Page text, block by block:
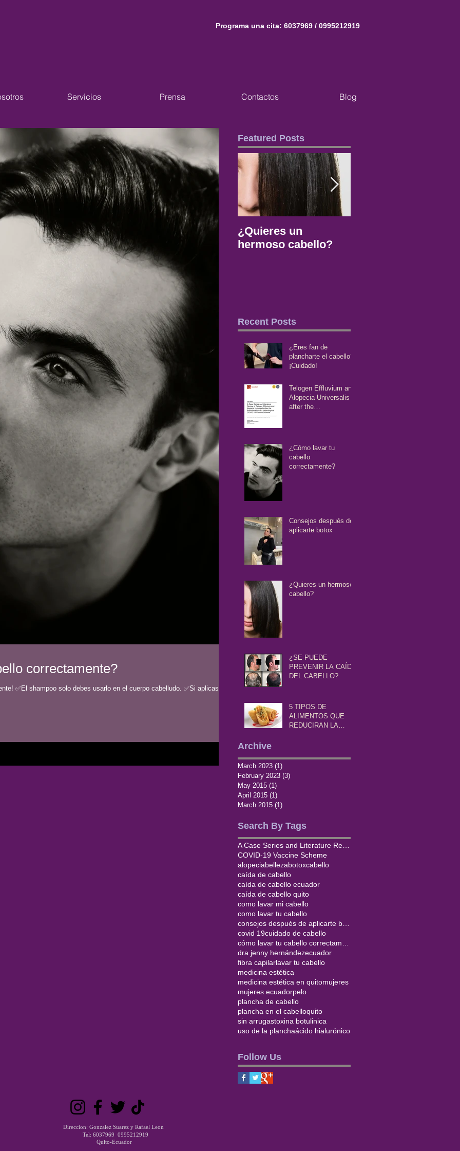
Programa una cita: 6037969 / 0995212919
Servicios Prensa Contactos Blog
correctamente?
✅El shampoo solo debes usarlo en el cuerpo cabelludo. ✅Si aplicas
Featured Posts
¿Quieres un
hermoso cabello?
Recent Posts
¿Eres fan de
plancharte el cabello?
¡Cuidado!
Telogen Effluvium and
Alopecia Universalis
after the
¿Cómo lavar tu
cabello
correctamente?
Consejos después de
aplicarte botox
¿Quieres un hermoso
cabello?
¿SE PUEDE
PREVENIR LA CAÍDA
DEL CABELLO?
5 TIPOS DE
ALIMENTOS QUE
REDUCIRAN LA
Archive
March 2023 (1)
February 2023 (3)
May 2015 (1)
April 2015 (1)
March 2015 (1)
Search By Tags
COVID-19 Vaccine Scheme
alopeciabellezabotoxcabello
caída de cabello
caída de cabello ecuador
caída de cabello quito
como lavar mi cabello
como lavar tu cabello
covid 19cuidado de cabello
dra jenny hernándezecuador
fibra capilarlavar tu cabello
medicina estética
medicina estética en quitomujeres
mujeres ecuadorpelo
plancha de cabello
plancha en el cabelloquito
sin arrugastoxina botulinica
uso de la planchaácido hialurónico
Follow Us
Direccion: Gonzalez Suarez y Rafael Leon
Tel: 6037969 0995212919
Quito-Ecuador